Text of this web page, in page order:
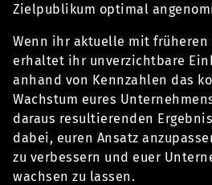
Zielpublikum optimal
Wenn ihr aktuelle mit früheren
erhaltet ihr unverzichtbare
anhand von Kennzahlen das
Wachstum eures
daraus resultierenden
dabei, euren Ansatz
zu verbessern und euer
wachsen zu lassen.